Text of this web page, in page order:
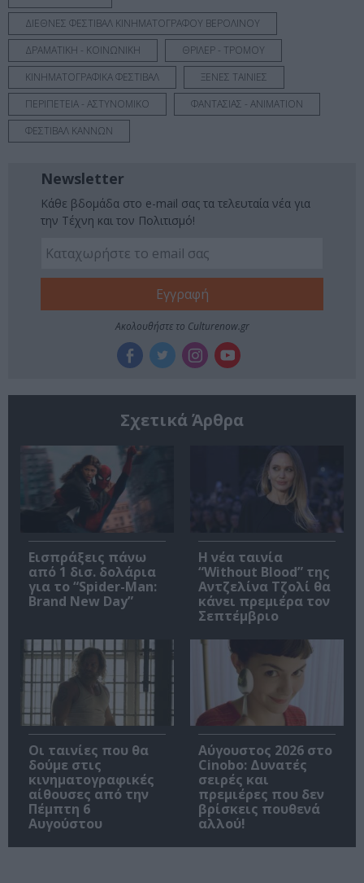
ΔΙΕΘΝΕΣ ΦΕΣΤΙΒΑΛ ΚΙΝΗΜΑΤΟΓΡΑΦΟΥ ΒΕΡΟΛΙΝΟΥ
ΔΡΑΜΑΤΙΚΗ - ΚΟΙΝΩΝΙΚΗ
ΘΡΙΛΕΡ - ΤΡΟΜΟΥ
ΚΙΝΗΜΑΤΟΓΡΑΦΙΚΑ ΦΕΣΤΙΒΑΛ
ΞΕΝΕΣ ΤΑΙΝΙΕΣ
ΠΕΡΙΠΕΤΕΙΑ - ΑΣΤΥΝΟΜΙΚΟ
ΦΑΝΤΑΣΙΑΣ - ANIMATION
ΦΕΣΤΙΒΑΛ ΚΑΝΝΩΝ
Newsletter
Κάθε βδομάδα στο e-mail σας τα τελευταία νέα για
την Τέχνη και τον Πολιτισμό!
Ακολουθήστε το Culturenow.gr
Σχετικά Άρθρα
Εισπράξεις πάνω
από 1 δισ. δολάρια
για το “Spider-Man:
Brand New Day”
Η νέα ταινία
“Without Blood” της
Αντζελίνα Τζολί θα
κάνει πρεμιέρα τον
Σεπτέμβριο
Οι ταινίες που θα
δούμε στις
κινηματογραφικές
αίθουσες από την
Πέμπτη 6
Αυγούστου
Αύγουστος 2026 στο
Cinobo: Δυνατές
σειρές και
πρεμιέρες που δεν
βρίσκεις πουθενά
αλλού!